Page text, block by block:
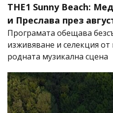
THE1 Sunny Beach:
и Преслава през
Програмата обещава
изживяване и селекция
родната музикална сцена